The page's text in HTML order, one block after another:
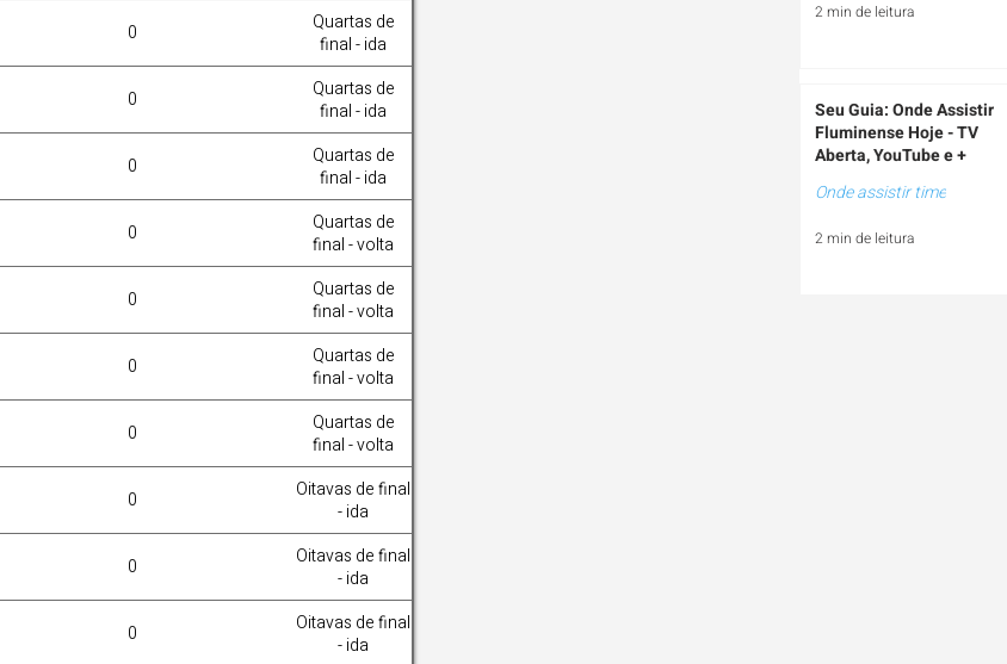
0
Quartas de
final - ida
0
Quartas de
final - ida
0
Quartas de
final - ida
0
Quartas de
final - volta
0
Quartas de
final - volta
0
Quartas de
final - volta
0
Quartas de
final - volta
0
Oitavas de final
- ida
0
Oitavas de final
- ida
0
Oitavas de final
- ida
2 min de leitura
Seu Guia: Onde Assistir
Fluminense Hoje - TV
Aberta, YouTube e +
Onde assistir time
2 min de leitura